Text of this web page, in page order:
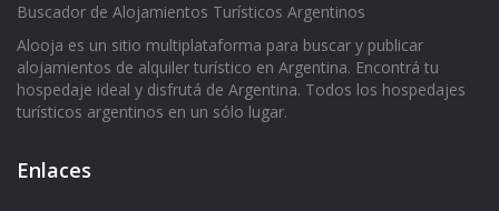
Buscador de Alojamientos Turísticos Argentinos
Alooja es un sitio multiplataforma para buscar y publicar
alojamientos de alquiler turístico en Argentina. Encontrá tu
hospedaje ideal y disfrutá de Argentina. Todos los hospedajes
turísticos argentinos en un sólo lugar.
Enlaces